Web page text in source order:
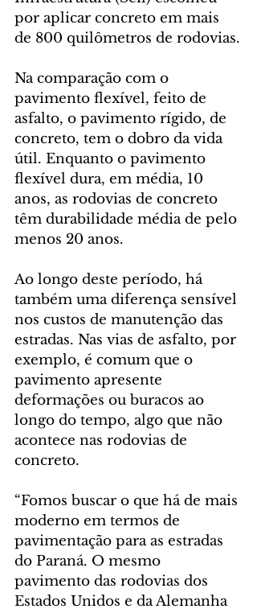
por aplicar concreto em mais
de 800 quilômetros de rodovias.
Na comparação com o
pavimento flexível, feito de
asfalto, o pavimento rígido, de
concreto, tem o dobro da vida
útil. Enquanto o pavimento
flexível dura, em média, 10
anos, as rodovias de concreto
têm durabilidade média de pelo
menos 20 anos.
Ao longo deste período, há
também uma diferença sensível
nos custos de manutenção das
estradas. Nas vias de asfalto, por
exemplo, é comum que o
pavimento apresente
deformações ou buracos ao
longo do tempo, algo que não
acontece nas rodovias de
concreto.
“Fomos buscar o que há de mais
moderno em termos de
pavimentação para as estradas
do Paraná. O mesmo
pavimento das rodovias dos
Estados Unidos e da Alemanha